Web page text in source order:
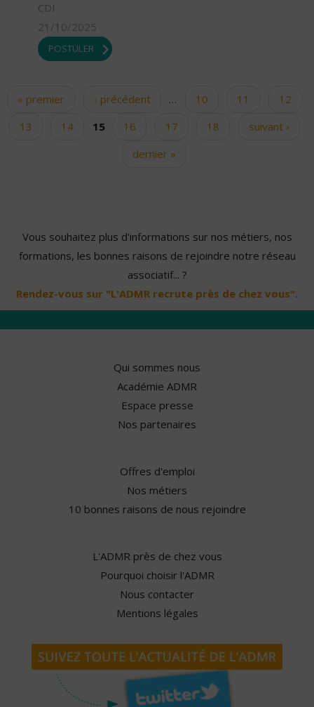
CDI
21/10/2025
POSTULER
Pages
« premier ‹ précédent … 10 11
12
13
14 15 16 17 18
suivant ›
dernier »
Vous souhaitez plus d'informations sur nos métiers, nos
formations, les bonnes raisons de rejoindre notre réseau
associatif... ?
Rendez-vous sur "L'ADMR recrute près de chez vous".
Qui sommes nous
Académie ADMR
Espace presse
Nos partenaires
Offres d'emploi
Nos métiers
10 bonnes raisons de nous rejoindre
L'ADMR près de chez vous
Pourquoi choisir l'ADMR
Nous contacter
Mentions légales